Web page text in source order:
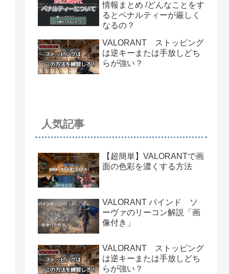
情報まとめ /どんなことをす
るとペナルティーが厳しく
なるの？
VALORANT ストッピング
は逆キーまたは手放しどち
らが強い？
人気記事
【超簡単】VALORANTで画
面の色彩を濃くする方法
VALORANT バインド ソ
ーヴァのリーコン解説「画
像付き」
VALORANT ストッピング
は逆キーまたは手放しどち
らが強い？